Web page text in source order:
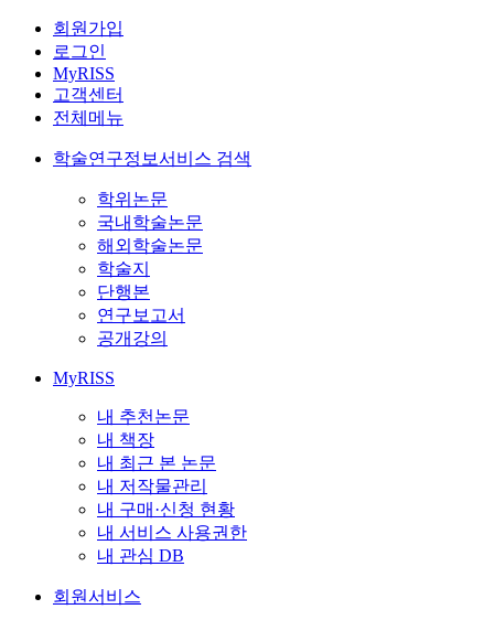
회원가입
로그인
MyRISS
고객센터
전체메뉴
학술연구정보서비스 검색
학위논문
국내학술논문
해외학술논문
학술지
단행본
연구보고서
공개강의
MyRISS
내 추천논문
내 책장
내 최근 본 논문
내 저작물관리
내 구매·신청 현황
내 서비스 사용권한
내 관심 DB
회원서비스